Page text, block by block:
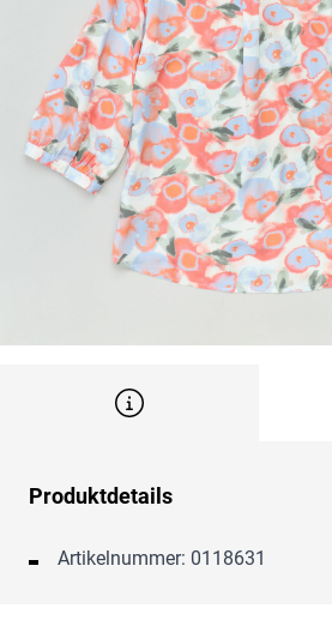
Produktdetails
Artikelnummer: 0118631